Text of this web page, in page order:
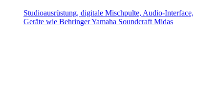
Studioausrüstung, digitale Mischpulte, Audio-Interface,
Geräte wie Behringer Yamaha Soundcraft Midas